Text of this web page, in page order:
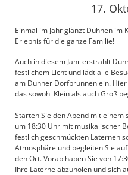
17.
Einmal im Jahr glänzt Duhnen im
Erlebnis für die ganze Familie!
Auch in diesem Jahr erstrahlt
festlichem Licht und lädt alle
am Duhner Dorfbrunnen ein.
das sowohl Klein als auch Groß
Starten Sie den Abend mit
um 18:30 Uhr mit musikalischer
festlich geschmückten Laternen
Atmosphäre und begleiten Sie
den Ort. Vorab haben Sie von
Ihre Laterne abzuholen und sich